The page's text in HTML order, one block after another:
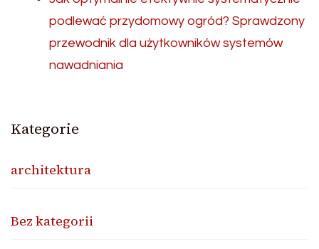
podlewać przydomowy ogród? Sprawdzony
przewodnik dla użytkowników systemów
nawadniania
Kategorie
architektura
Bez kategorii